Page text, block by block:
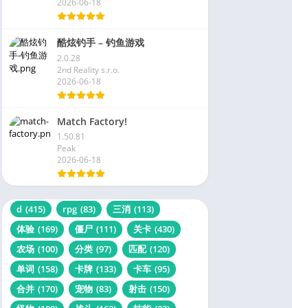
2026-06-18
酷炫钓手 – 钓鱼游戏
2.0.28
2nd Reality s.r.o.
2026-06-18
Match Factory!
1.50.81
Peak
2026-06-18
d (415) rpg (83) 三消 (113)
体验 (169) 僵尸 (111) 关卡 (430)
农场 (100) 分类 (97) 匹配 (120)
单词 (158) 卡牌 (133) 卡车 (95)
合并 (170) 宠物 (83) 射击 (150)